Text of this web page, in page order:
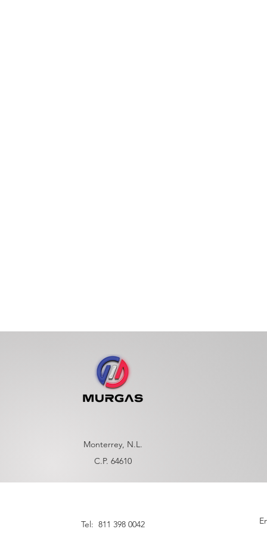
Monterrey, N.L.
C.P. 64610
Tel: 811 398 0042